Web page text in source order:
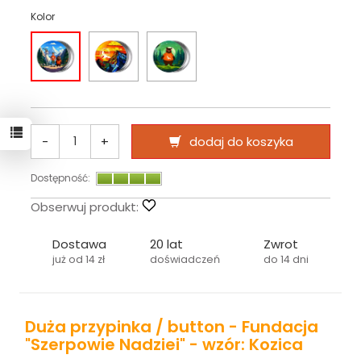
Kolor
- + dodaj do koszyka
Dostępność:
Obserwuj produkt:
Dostawa
już od 14 zł
20 lat
doświadczeń
Zwrot
do 14 dni
Duża przypinka / button - Fundacja
"Szerpowie Nadziei" - wzór: Kozica